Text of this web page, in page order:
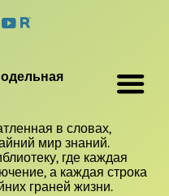
в словах,
мир знаний.
где каждая
а каждая строка
граней жизни.